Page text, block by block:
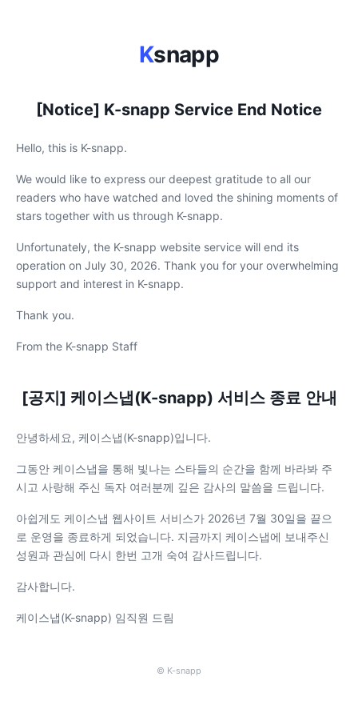
Ksnapp
[Notice] K-snapp Service End Notice
Hello, this is K-snapp.
We would like to express our deepest gratitude to all our
readers who have watched and loved the shining moments of
stars together with us through K-snapp.
Unfortunately, the K-snapp website service will end its
operation on July 30, 2026. Thank you for your overwhelming
support and interest in K-snapp.
Thank you.
From the K-snapp Staff
[공지] 케이스냅(K-snapp) 서비스 종료 안내
안녕하세요, 케이스냅(K-snapp)입니다.
그동안 케이스냅을 통해 빛나는 스타들의 순간을 함께 바라봐 주
시고 사랑해 주신 독자 여러분께 깊은 감사의 말씀을 드립니다.
아쉽게도 케이스냅 웹사이트 서비스가 2026년 7월 30일을 끝으
로 운영을 종료하게 되었습니다. 지금까지 케이스냅에 보내주신
성원과 관심에 다시 한번 고개 숙여 감사드립니다.
감사합니다.
케이스냅(K-snapp) 임직원 드림
© K-snapp